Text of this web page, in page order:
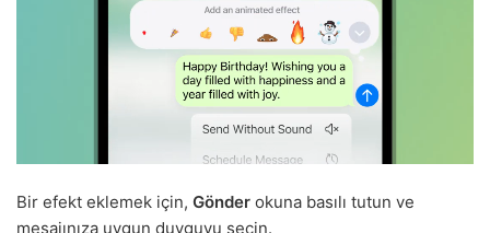
Bir efekt eklemek için, Gönder okuna basılı tutun ve
mesajınıza uygun duyguyu seçin.